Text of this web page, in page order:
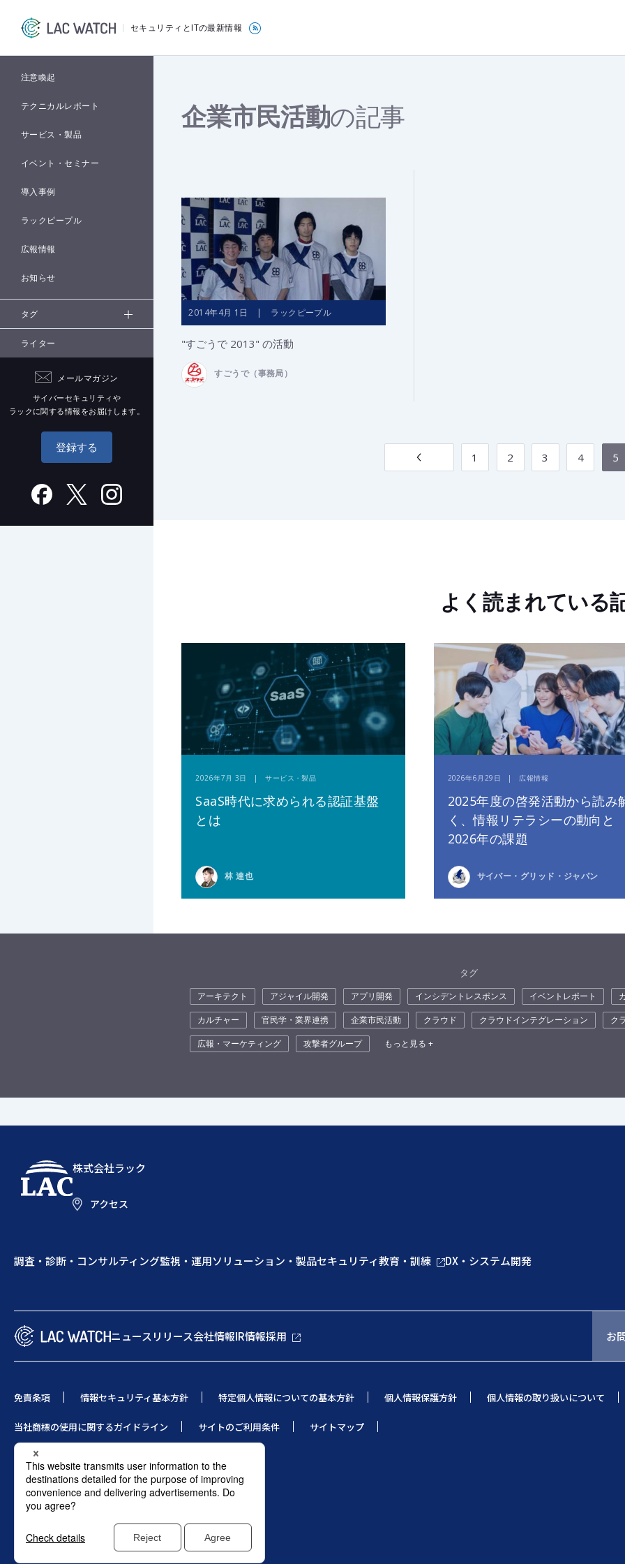
セキュリティとITの最新情報
注意喚起
テクニカルレポート
サービス・製品
イベント・セミナー
導入事例
ラックピープル
広報情報
お知らせ
タグ
ライター
メールマガジン
サイバーセキュリティや
ラックに関する情報をお届けします。
登録する
企業市民活動の記事
2014年4月 1日 | ラックピープル
"すごうで 2013" の活動
すごうで（事務局）
1 2 3 4 5
よく読まれている
2026年7月 3日 | サービス・製品
SaaS時代に求められる認証基盤
とは
林 達也
2026年6月29日 | 広報情報
2025年度の啓発活動から読み
く、情報リテラシーの動向と
2026年の課題
サイバー・グリッド・ジャパン
タグ
アーキテクト アジャイル開発 アプリ開発 インシデントレスポンス イベントレポート
カルチャー
官民学・業界連携 企業市民活動 クラウド クラウドインテグレーション
ク
広報・マーケティング
攻撃者グループ もっと見る +
株式会社ラック
アクセス
調査・診断・コンサルティング監視・運用ソリューション・製品セキュリティ教育・訓練 DX・システム開発
ニュースリリース会社情報IR情報採用 お
免責条項 情報セキュリティ基本方針 特定個人情報についての基本方針 個人情報保護方針 個人情報の取り扱いについて
当社商標の使用に関するガイドライン サイトのご利用条件 サイトマップ
© 1995 LAC Co., Ltd.